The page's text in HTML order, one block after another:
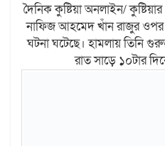
দৈনিক কুষ্টিয়া অনলাইন/
নাফিজ আহমেদ খাঁন রাজুর ওপর
ঘটনা ঘটেছে। হামলায় তিনি
রাত সাড়ে ১০টার